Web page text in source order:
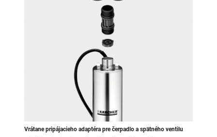
Vrátane pripájacieho adaptéra pre čerpadlo a spätného ventilu